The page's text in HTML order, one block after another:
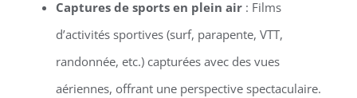
Captures de sports en plein air: Films
d’activités sportives (surf, parapente, VTT,
randonnée, etc.) capturées avec des vues
aériennes, offrant une perspective spectaculaire.